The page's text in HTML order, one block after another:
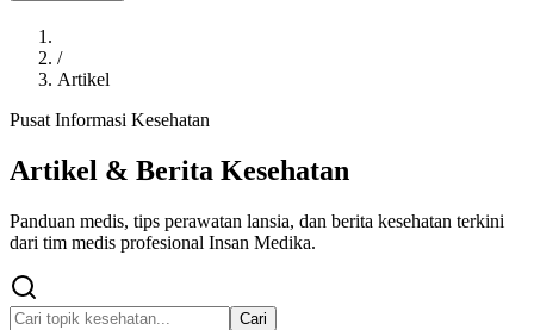
/
Artikel
Pusat Informasi Kesehatan
Artikel & Berita Kesehatan
Panduan medis, tips perawatan lansia, dan berita kesehatan terkini
dari tim medis profesional Insan Medika.
Cari